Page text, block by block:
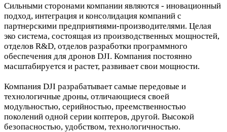
Сильными сторонами компании являются - иновационный
подход, интеграция и консолидация компаний с
партнерскими предприятиями-производителями. Целая
эко система, состоящая из производственных мощностей,
отделов R&D, отделов разработки программного
обеспечения для дронов DJI. Компания постоянно
масштабируется и растет, развивает свои мощности.
Компания DJI разрабатывает самые передовые и
технологичные дроны, отличающиеся своей
модульностью, серийностью, преемственностью
поколений одной серии коптеров, другой. Высокой
безопасностью, удобством, технологичностью.